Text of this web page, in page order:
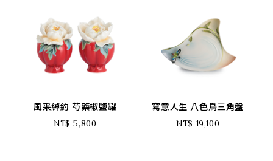
風采綽約 芍藥椒鹽罐
NT$ 5,800
寫意人生 八色鳥三角盤
NT$ 19,100